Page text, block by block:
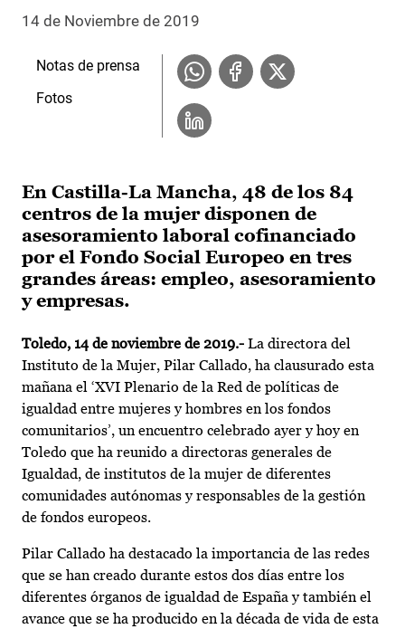
14 de Noviembre de 2019
En Castilla-La Mancha, 48 de los 84
centros de la mujer disponen de
asesoramiento laboral cofinanciado
por el Fondo Social Europeo en tres
grandes áreas: empleo, asesoramiento
y empresas.
Toledo, 14 de noviembre de 2019.- La directora del
Instituto de la Mujer, Pilar Callado, ha clausurado esta
mañana el ‘XVI Plenario de la Red de políticas de
igualdad entre mujeres y hombres en los fondos
comunitarios’, un encuentro celebrado ayer y hoy en
Toledo que ha reunido a directoras generales de
Igualdad, de institutos de la mujer de diferentes
comunidades autónomas y responsables de la gestión
de fondos europeos.
Pilar Callado ha destacado la importancia de las redes
que se han creado durante estos dos días entre los
diferentes órganos de igualdad de España y también el
avance que se ha producido en la década de vida de esta
Notas de prensa
Fotos